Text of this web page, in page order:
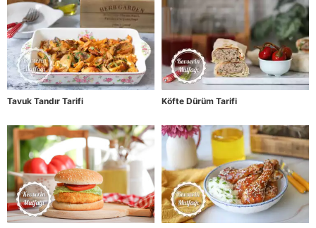
Tavuk Tandır Tarifi Köfte Dürüm Tarifi